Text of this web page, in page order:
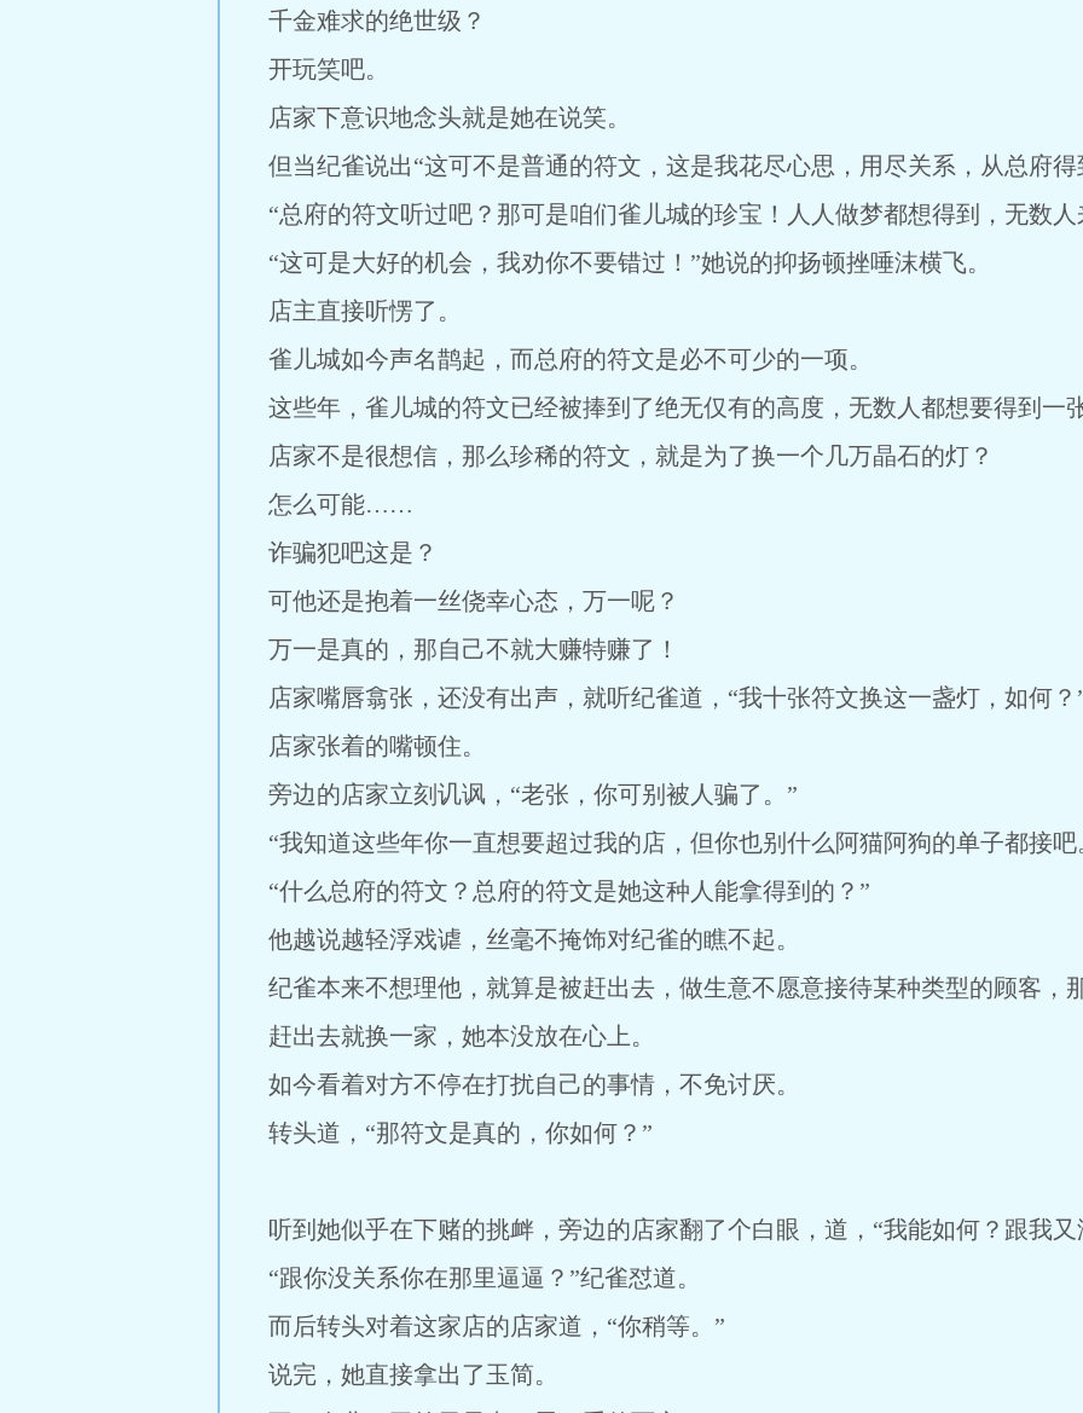
千金难求的绝世级？
开玩笑吧。
店家下意识地念头就是她在说笑。
但当纪雀说出“这可不是普通的符文，这是我花尽心思，用尽关系，从总府得
“总府的符文听过吧？那可是咱们雀儿城的珍宝！人人做梦都想得到，无数
“这可是大好的机会，我劝你不要错过！”她说的抑扬顿挫唾沫横飞。
店主直接听愣了。
雀儿城如今声名鹊起，而总府的符文是必不可少的一项。
这些年，雀儿城的符文已经被捧到了绝无仅有的高度，无数人都想要得到一张
店家不是很想信，那么珍稀的符文，就是为了换一个几万晶石的灯？
怎么可能……
诈骗犯吧这是？
可他还是抱着一丝侥幸心态，万一呢？
万一是真的，那自己不就大赚特赚了！
店家嘴唇翕张，还没有出声，就听纪雀道，“我十张符文换这一盏灯，如何？
店家张着的嘴顿住。
旁边的店家立刻讥讽，“老张，你可别被人骗了。”
“我知道这些年你一直想要超过我的店，但你也别什么阿猫阿狗的单子都接吧
“什么总府的符文？总府的符文是她这种人能拿得到的？”
他越说越轻浮戏谑，丝毫不掩饰对纪雀的瞧不起。
纪雀本来不想理他，就算是被赶出去，做生意不愿意接待某种类型的顾客，
赶出去就换一家，她本没放在心上。
如今看着对方不停在打扰自己的事情，不免讨厌。
转头道，“那符文是真的，你如何？”
听到她似乎在下赌的挑衅，旁边的店家翻了个白眼，道，“我能如何？跟我又
“跟你没关系你在那里逼逼？”纪雀怼道。
而后转头对着这家店的店家道，“你稍等。”
说完，她直接拿出了玉简。